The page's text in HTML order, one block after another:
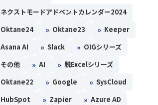
ネクストモードアドベントカレンダー2024
Oktane24 » Oktane23 » Keeper
Asana AI » Slack » OIGシリーズ
その他 » AI » 脱Excelシリーズ
Oktane22 » Google » SysCloud
HubSpot » Zapier » Azure AD